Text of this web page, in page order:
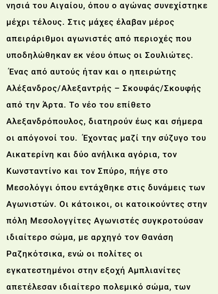
νησιά του Αιγαίου, όπου ο αγώνας συνεχίστηκε
μέχρι τέλους. Στις μάχες έλαβαν μέρος
απειράριθμοι αγωνιστές από περιοχές που
υποδηλώθηκαν εκ νέου όπως οι Σουλιώτες.
Ένας από αυτούς ήταν και ο ηπειρώτης
Αλέξανδρος/Αλεξαντρής – Σκουφάς/Σκουφής
από την Άρτα. Tο νέο του επίθετο
Αλεξανδρόπουλος, διατηρούν έως και σήμερα
οι απόγονοί του. Έχοντας μαζί την σύζυγο του
Αικατερίνη και δύο ανήλικα αγόρια, τον
Κωνσταντίνο και τον Σπύρο, πήγε στο
Μεσολόγγι όπου εντάχθηκε στις δυνάμεις των
Αγωνιστών. Οι κάτοικοι, οι κατοικούντες στην
πόλη Μεσολογγίτες Αγωνιστές συγκροτούσαν
ιδιαίτερο σώμα, με αρχηγό τον Θανάση
Ραζηκότσικα, ενώ οι πολίτες οι
εγκατεστημένοι στην εξοχή Αμπλιανίτες
απετέλεσαν ιδιαίτερο πολεμικό σώμα, των